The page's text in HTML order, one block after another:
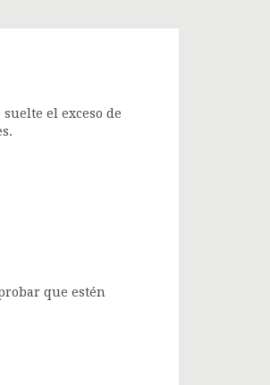
el exceso de
que estén